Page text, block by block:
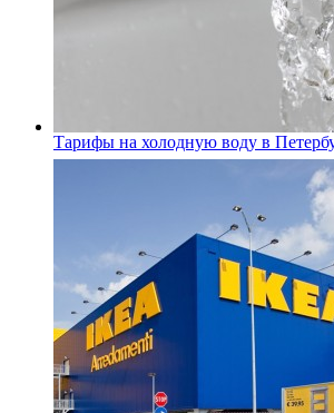
Тарифы на холодную воду в